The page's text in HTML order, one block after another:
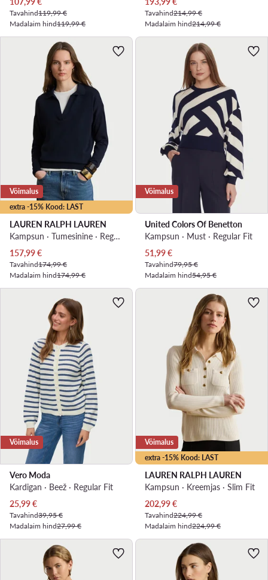
Tavahind119,99 €
Madalaim hind119,99 €
Tavahind214,99 €
Madalaim hind214,99 €
extra -15% Kood: LAST
Võimalus
LAUREN RALPH LAUREN
Kampsun · Tumesinine · Regular Fit
Praegune hind
157,99€
Tavahind174,99 €
Madalaim hind174,99 €
Võimalus
United Colors Of Benetton
Kampsun · Must · Regular Fit
Praegune hind
51,99€
Tavahind79,95 €
Madalaim hind54,95 €
Võimalus
Vero Moda
Kardigan · Beež · Regular Fit
Praegune hind
25,99€
Tavahind39,95 €
Madalaim hind27,99 €
extra -15% Kood: LAST
Võimalus
LAUREN RALPH LAUREN
Kampsun · Kreemjas · Slim Fit
Praegune hind
202,99€
Tavahind224,99 €
Madalaim hind224,99 €